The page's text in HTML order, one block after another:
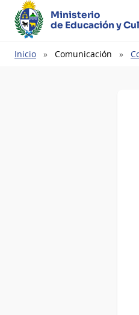
Ministerio
de Educación y
Ruta
Inicio Comunicación